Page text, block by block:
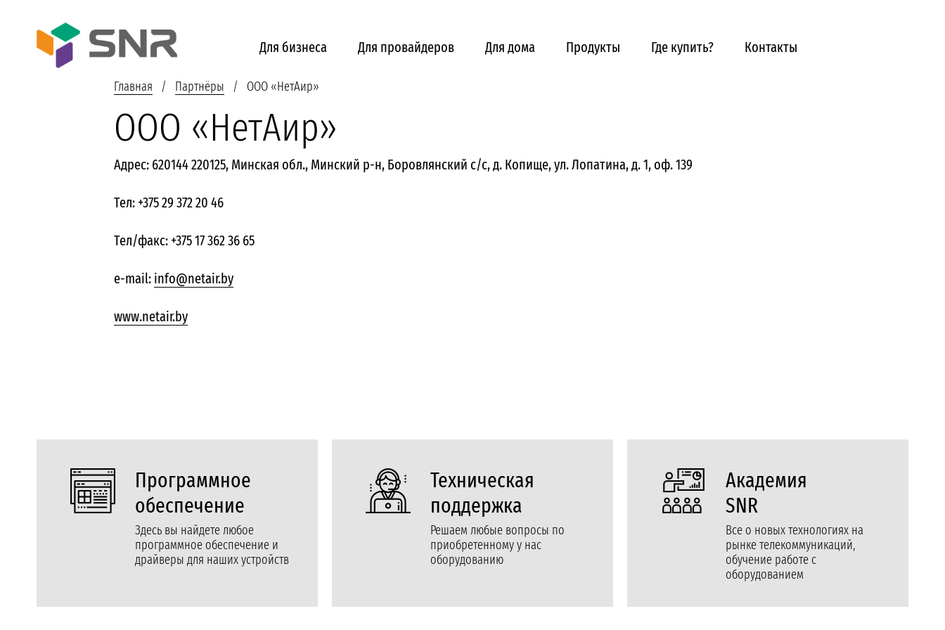
Для бизнеса Для провайдеров Для дома Продукты Где купить? Контакты
Главная Партнёры ООО «НетАир»
ООО «НетАир»
Адрес: 620144 220125, Минская обл., Минский р-н, Боровлянский с/с, д. Копище, ул. Лопатина, д. 1, оф. 139
Тел: +375 29 372 20 46
Тел/факс: +375 17 362 36 65
e-mail: info@netair.by
www.netair.by
Программное
обеспечение
Здесь вы найдете любое
программное обеспечение и
драйверы для наших устройств
Техническая
поддержка
Решаем любые вопросы по
приобретенному у нас
оборудованию
Академия
SNR
Все о новых технологиях на
рынке телекоммуникаций,
обучение работе с
оборудованием